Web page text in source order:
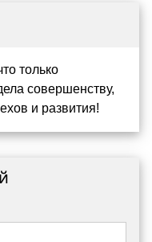
только
совершенству,
и развития!